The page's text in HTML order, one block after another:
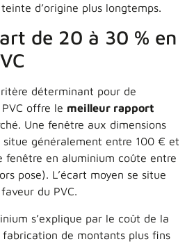
d’origine plus longtemps.
de 20 à 30 % en
déterminant pour de
offre le meilleur rapport
Une fenêtre aux dimensions
situe généralement entre 100 € et
fenêtre en aluminium coûte entre
pose). L’écart moyen se situe
du PVC.
s’explique par le coût de la
de montants plus fins